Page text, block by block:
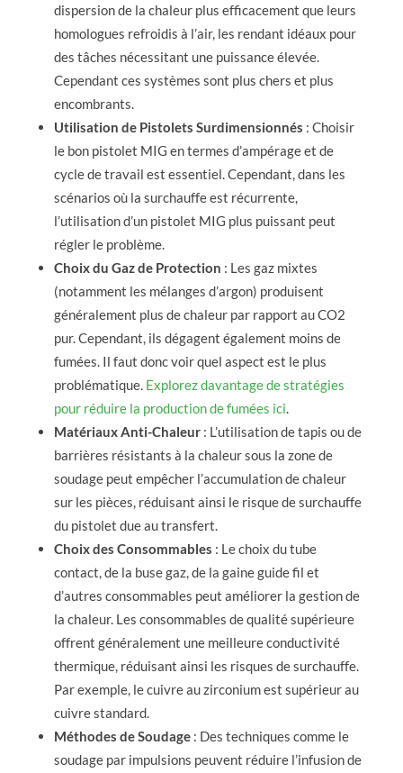
dispersion de la chaleur plus efficacement que leurs
homologues refroidis à l’air, les rendant idéaux pour
des tâches nécessitant une puissance élevée.
Cependant ces systèmes sont plus chers et plus
encombrants.
Utilisation de Pistolets Surdimensionnés : Choisir
le bon pistolet MIG en termes d’ampérage et de
cycle de travail est essentiel. Cependant, dans les
scénarios où la surchauffe est récurrente,
l’utilisation d’un pistolet MIG plus puissant peut
régler le problème.
Choix du Gaz de Protection : Les gaz mixtes
(notamment les mélanges d’argon) produisent
généralement plus de chaleur par rapport au CO2
pur. Cependant, ils dégagent également moins de
fumées. Il faut donc voir quel aspect est le plus
problématique. Explorez davantage de stratégies
pour réduire la production de fumées ici
Matériaux Anti-Chaleur: L’utilisation de tapis ou de
barrières résistants à la chaleur sous la zone de
soudage peut empêcher l’accumulation de chaleur
sur les pièces, réduisant ainsi le risque de surchauffe
du pistolet due au transfert.
Choix des Consommables : Le choix du tube
contact, de la buse gaz, de la gaine guide fil et
d’autres consommables peut améliorer la gestion de
la chaleur. Les consommables de qualité supérieure
offrent généralement une meilleure conductivité
thermique, réduisant ainsi les risques de surchauffe.
Par exemple, le cuivre au zirconium est supérieur au
cuivre standard.
Méthodes de Soudage : Des techniques comme le
soudage par impulsions peuvent réduire l’infusion de